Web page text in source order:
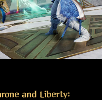
and Liberty: